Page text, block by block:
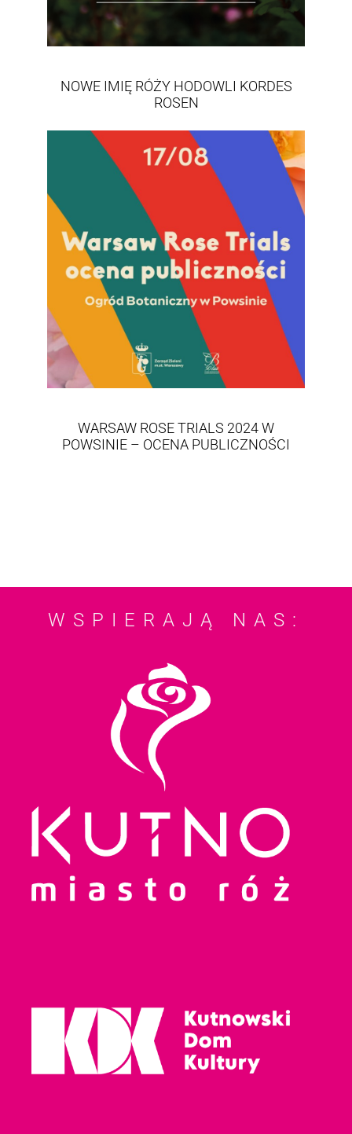
NOWE IMIĘ RÓŻY HODOWLI KORDES
ROSEN
WARSAW ROSE TRIALS 2024 W
POWSINIE – OCENA PUBLICZNOŚCI
WSPIERAJĄ NAS: